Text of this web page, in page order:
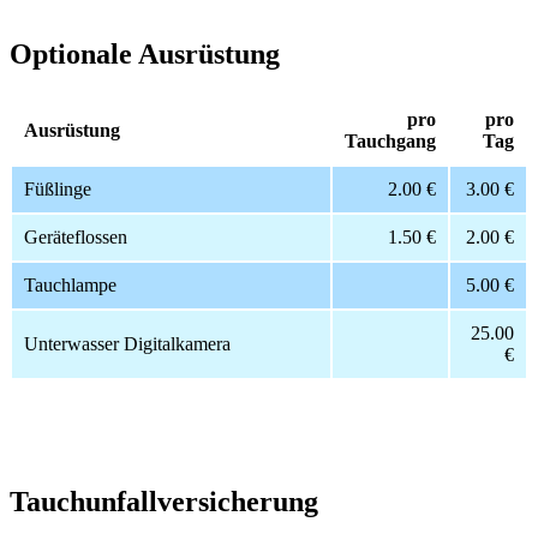
Optionale Ausrüstung
Ausrüstung
pro
Tauchgang
pro
Tag
Füßlinge 2.00 € 3.00 €
Geräteflossen 1.50 € 2.00 €
Tauchlampe 5.00 €
Unterwasser Digitalkamera
25.00
€
Tauchunfallversicherung